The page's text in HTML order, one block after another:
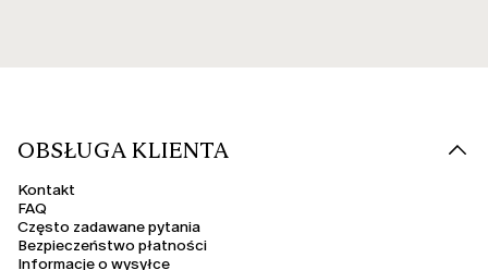
OBSŁUGA KLIENTA
Kontakt
FAQ
Często zadawane pytania
Bezpieczeństwo płatności
Informacje o wysyłce